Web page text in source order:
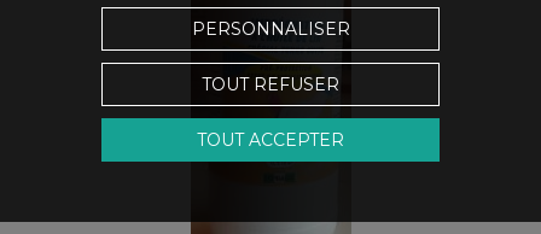
PERSONNALISER
TOUT REFUSER
TOUT ACCEPTER